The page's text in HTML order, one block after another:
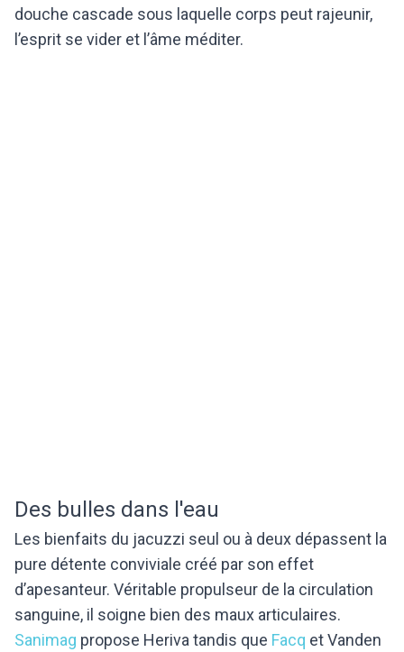
douche cascade sous laquelle corps peut rajeunir,
l’esprit se vider et l’âme méditer.
Des bulles dans l'eau
Les bienfaits du jacuzzi seul ou à deux dépassent la
pure détente conviviale créé par son effet
d’apesanteur. Véritable propulseur de la circulation
sanguine, il soigne bien des maux articulaires.
Sanimag propose Heriva tandis que Facq et Vanden